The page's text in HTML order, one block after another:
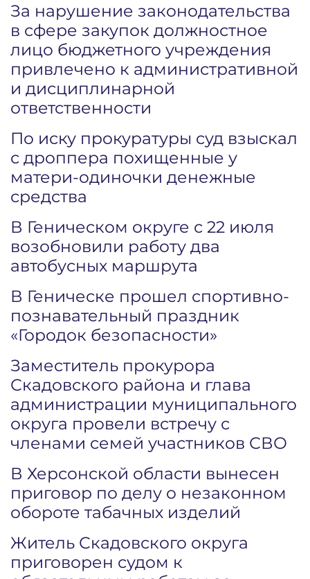
За нарушение законодательства
в сфере закупок должностное
лицо бюджетного учреждения
привлечено к административной
и дисциплинарной
ответственности
По иску прокуратуры суд взыскал
с дроппера похищенные у
матери-одиночки денежные
средства
В Геническом округе с 22 июля
возобновили работу два
автобусных маршрута
В Геническе прошел спортивно-
познавательный праздник
«Городок безопасности»
Заместитель прокурора
Скадовского района и глава
администрации муниципального
округа провели встречу с
членами семей участников СВО
В Херсонской области вынесен
приговор по делу о незаконном
обороте табачных изделий
Житель Скадовского округа
приговорен судом к